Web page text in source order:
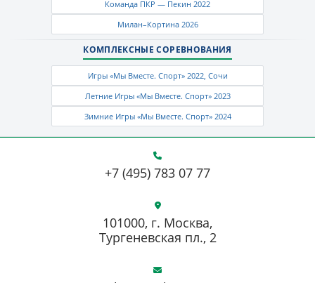
Команда ПКР — Пекин 2022
Милан–Кортина 2026
КОМПЛЕКСНЫЕ СОРЕВНОВАНИЯ
Игры «Мы Вместе. Спорт» 2022, Сочи
Летние Игры «Мы Вместе. Спорт» 2023
Зимние Игры «Мы Вместе. Спорт» 2024
+7 (495) 783 07 77
101000, г. Москва,
Тургеневская пл., 2